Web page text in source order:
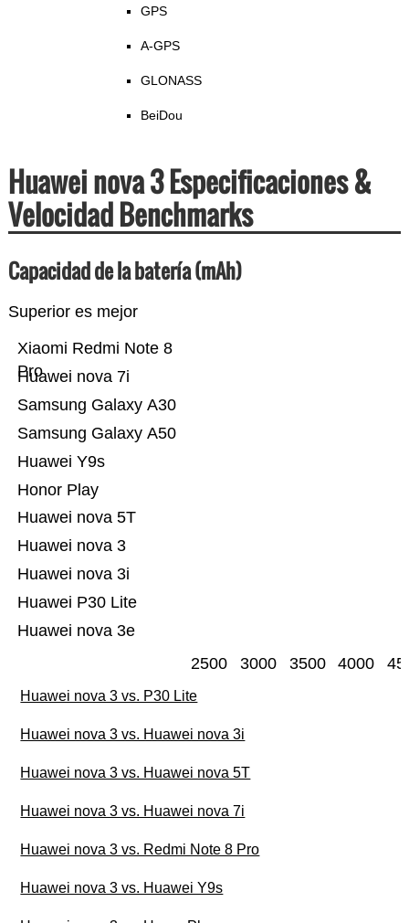
GPS
A-GPS
GLONASS
BeiDou
Huawei nova 3 Especificaciones &
Velocidad Benchmarks
Capacidad de la batería (mAh)
Superior es mejor
Huawei nova 3e
Huawei P30 Lite
Huawei nova 3i
Huawei nova 3
Huawei nova 5T
Honor Play
Huawei Y9s
Samsung Galaxy A50
Samsung Galaxy A30
Huawei nova 7i
Xiaomi Redmi Note 8
Pro
2500 3000 3500 4000
Huawei nova 3 vs. P30 Lite
Huawei nova 3 vs. Huawei nova 3i
Huawei nova 3 vs. Huawei nova 5T
Huawei nova 3 vs. Huawei nova 7i
Huawei nova 3 vs. Redmi Note 8 Pro
Huawei nova 3 vs. Huawei Y9s